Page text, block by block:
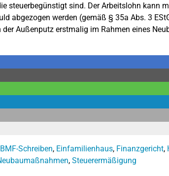
steuerbegünstigt sind. Der Arbeitslohn kann
abgezogen werden (gemäß § 35a Abs. 3
der Außenputz erstmalig im Rahmen eines
BMF-Schreiben, Einfamilienhaus, Finanzgericht,
, Steuerermäßigung